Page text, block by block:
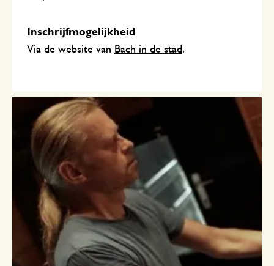
Inschrijfmogelijkheid
Via de website van Bach in de stad.